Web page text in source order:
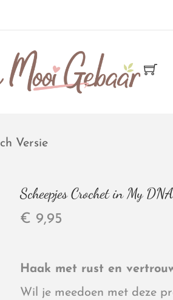
Versie
Scheepjes Crochet in My
€ 9,95
Haak met rust en
Wil je meedoen met deze